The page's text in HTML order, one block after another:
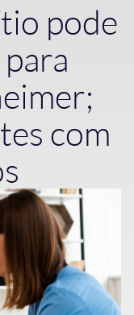
pode
com